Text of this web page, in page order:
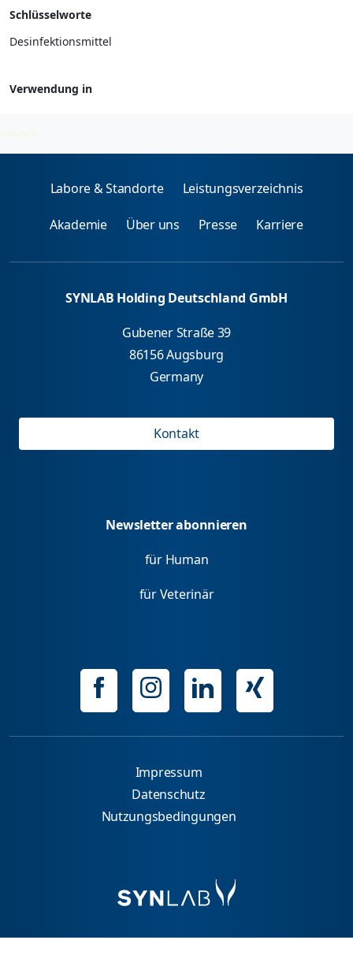
Schlüsselworte
Desinfektionsmittel
Verwendung in
2026-08-09
Labore & Standorte Leistungsverzeichnis
Akademie Über uns Presse Karriere
SYNLAB Holding Deutschland GmbH
Gubener Straße 39
86156 Augsburg
Germany
Kontakt
Newsletter abonnieren
für Human
für Veterinär
Impressum
Datenschutz
Nutzungsbedingungen